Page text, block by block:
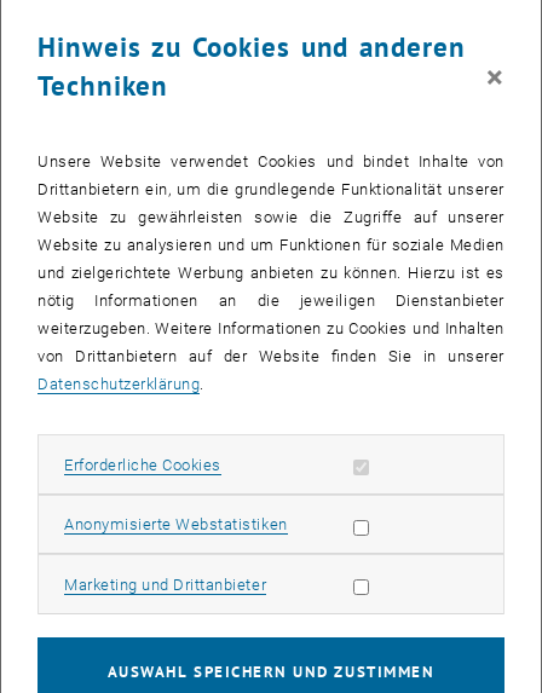
Wenn der Schnee nicht vom Himmel fällt, hilft man ein bisschen
nach. Über 40 Millionen Kubikmeter Schnee werden alleine in Tirol
Wasser und Elektrizität verbunden. Ein Forschungsprojekt, das von
Prof. Hinrich Grothe (TU Wien) koordiniert wird, soll bei der
Produktion von Kunstschnee die Qualität des Schnees verbessern
und die Beschneiung auch bereits bei höheren Temperaturen als
bisher ermöglichen.
Startschuss für Gemeinschaftsprojekt
Neben der TU Wien ist auch die Universität Innsbruck an dem
Bridge Projekt beteiligt, sowie drei Firmenpartner. Einer davon ist die
Materialchemie der TU Wien beschäftigen sich in erster Linie mit
der Suche nach den besten, natürlichen Kristallisationskeimen, an
denen man die Eiskristalle wachsen lassen kann.
Die offizielle Eröffnungsveranstaltung des Projektes fand in
Innsbruck statt. In den nächsten drei Jahren soll nun eine
verbesserte Kunstschneetechnologie entwickelt werden, die durch
geringeren Verbrauch an Strom und Wasser die Umwelt schont und
Hinweis zu Cookies und anderen
Techniken
×
Unsere Website verwendet Cookies und bindet Inhalte von
Drittanbietern ein, um die grundlegende Funktionalität unserer
Website zu gewährleisten sowie die Zugriffe auf unserer
Website zu analysieren und um Funktionen für soziale Medien
und zielgerichtete Werbung anbieten zu können. Hierzu ist es
nötig Informationen an die jeweiligen Dienstanbieter
weiterzugeben. Weitere Informationen zu Cookies und Inhalten
von Drittanbietern auf der Website finden Sie in unserer
Datenschutzerklärung.
Erforderliche Cookies Erforderliche Cookies zulassen
Anonymisierte WebstatistikenStatistik Cookies zulassen
Marketing und DrittanbieterMarketing Cookies zulassen
AUSWAHL SPEICHERN UND ZUSTIMMEN